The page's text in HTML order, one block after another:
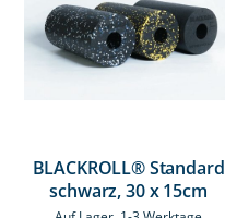
BLACKROLL® Standard
schwarz, 30 x 15cm